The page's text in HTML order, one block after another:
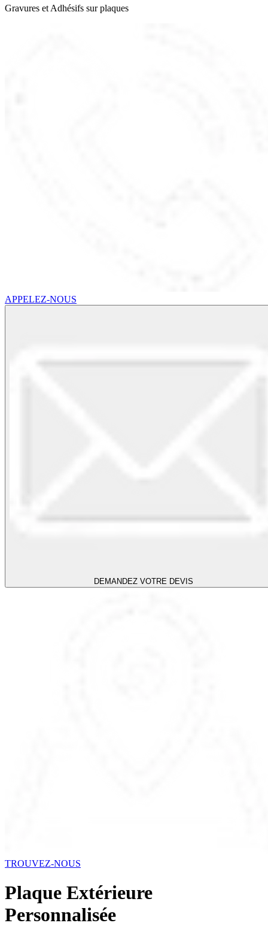
Gravures et Adhésifs sur plaques
APPELEZ-NOUS
DEMANDEZ VOTRE DEVIS
TROUVEZ-NOUS
Plaque Extérieure
Personnalisée